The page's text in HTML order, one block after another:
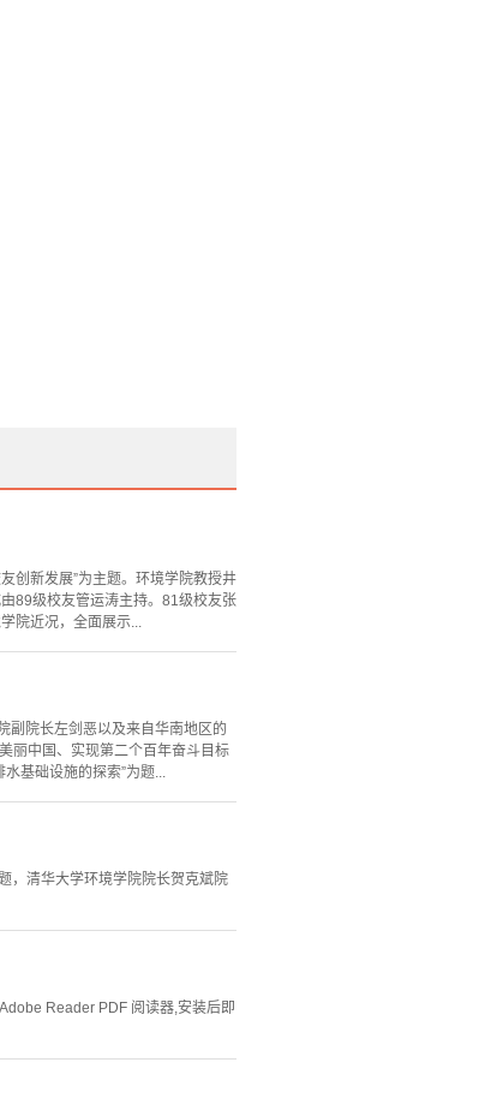
创新发展”为主题。环境学院教授井
89级校友管运涛主持。81级校友张
院近况，全面展示...
副院长左剑恶以及来自华南地区的
丽中国、实现第二个百年奋斗目标
基础设施的探索”为题...
，清华大学环境学院院长贺克斌院
Reader PDF 阅读器,安装后即